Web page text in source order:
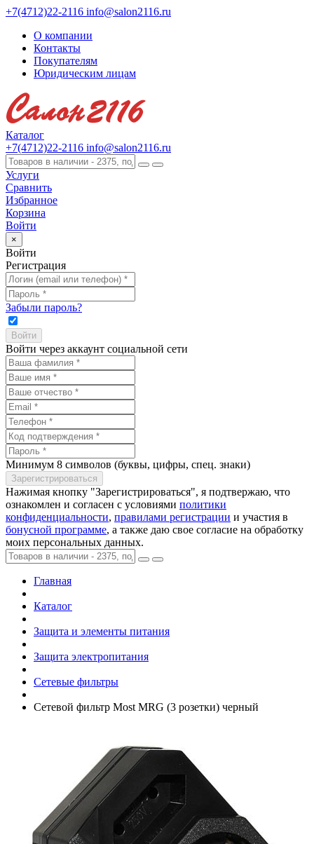
+7(4712)22-2116 info@salon2116.ru
О компании
Контакты
Покупателям
Юридическим лицам
Каталог
+7(4712)22-2116 info@salon2116.ru
Услуги
Сравнить
Избранное
Корзина
Войти
×
Войти
Регистрация
Забыли пароль?
Войти через аккаунт социальной сети
Минимум 8 символов (буквы, цифры, спец. знаки)
Нажимая кнопку "Зарегистрироваться", я подтвержаю, что
ознакомлен и согласен с условиями политики
конфиденциальности, правилами регистрации и участия в
бонусной программе, а также даю свое согласие на обработку
моих персональных данных.
Главная
Каталог
Защита и элементы питания
Защита электропитания
Сетевые фильтры
Сетевой фильтр Most MRG (3 розетки) черный